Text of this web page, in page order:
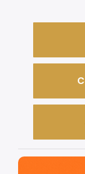
São Paulo,